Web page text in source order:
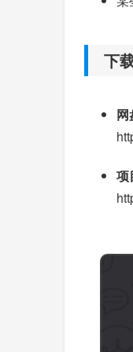
下
网
项